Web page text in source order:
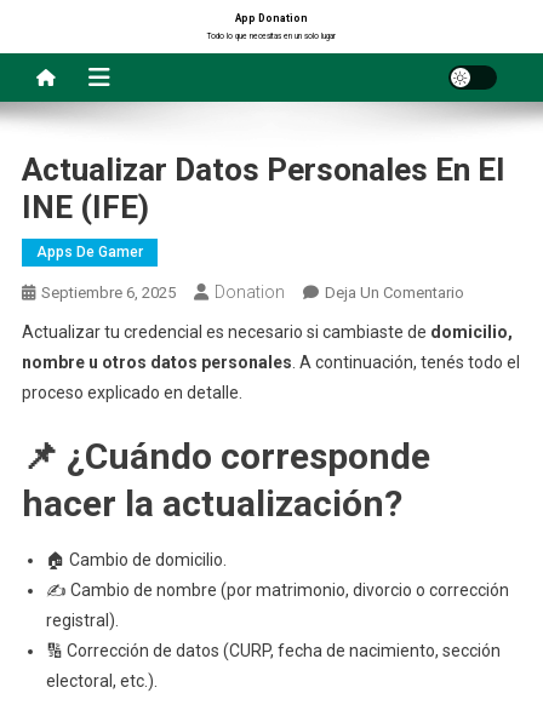
contenido
App Donation
Todo lo que necesitas en un solo lugar
Actualizar Datos Personales En El
INE (IFE)
Apps De Gamer
Septiembre 6, 2025 Donation Deja Un ComentarioEn
Actualizar tu credencial es necesario si cambiaste de domicilio,
nombre u otros datos personales . A continuación, tenés todo el
proceso explicado en detalle.
📌 ¿Cuándo corresponde
hacer la actualización?
🏠 Cambio de domicilio.
✍️ Cambio de nombre (por matrimonio, divorcio o corrección
registral).
🔢 Corrección de datos (CURP, fecha de nacimiento, sección
electoral, etc.).